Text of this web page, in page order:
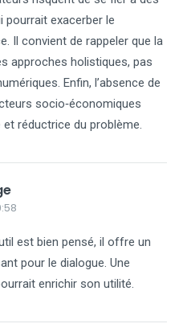
pourrait exacerber le
Il convient de rappeler que la
approches holistiques, pas
Enfin, l’absence de
socio‑économiques
réductrice du problème.
est bien pensé, il offre un
pour le dialogue. Une
enrichir son utilité.